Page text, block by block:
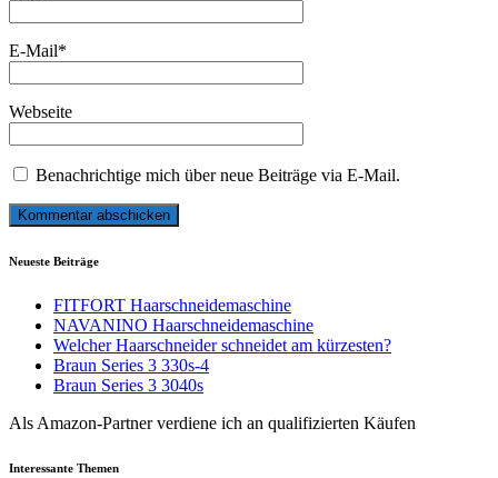
E-Mail*
Webseite
Benachrichtige mich über neue Beiträge via E-Mail.
Neueste Beiträge
FITFORT Haarschneidemaschine
NAVANINO Haarschneidemaschine
Welcher Haarschneider schneidet am kürzesten?
Braun Series 3 330s-4
Braun Series 3 3040s
Als Amazon-Partner verdiene ich an qualifizierten Käufen
Interessante Themen